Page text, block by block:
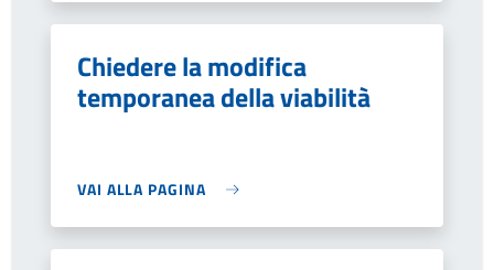
Chiedere la modifica
temporanea della viabilità
VAI ALLA PAGINA